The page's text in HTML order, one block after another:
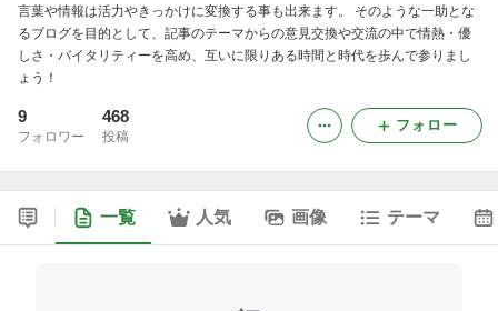
言葉や情報は活力やきっかけに変換する事も出来ます。 そのような一助とな
るブログを目的として、記事のテーマからの意見交換や交流の中で情熱・優
しさ・バイタリティーを高め、互いに限りある時間と時代を歩んで参りまし
ょう！
9
フォロワー
468
投稿
フォロー
一覧 人気 画像 テーマ